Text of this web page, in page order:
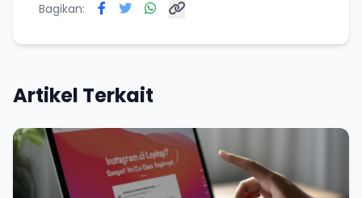
Bagikan:
Artikel Terkait